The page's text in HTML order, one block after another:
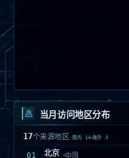
当月访问地区分布
17个来源地区 境内 14 海外 3